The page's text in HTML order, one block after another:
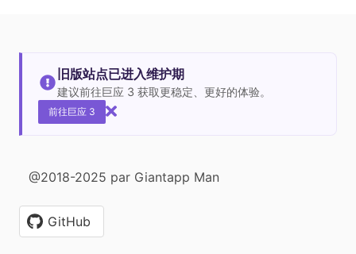
旧版站点已进入维护期
建议前往巨应 3 获取更稳定、更好的体验。
前往巨应 3
@2018-2025 par Giantapp Man
GitHub